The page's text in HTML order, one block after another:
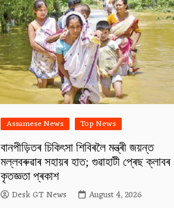
Assamese News Top News
বানপীড়িতৰ চিকিৎসা শিবিৰলৈ মন্ত্ৰী জয়ন্ত
মল্লবৰুৱাৰ সহায়ৰ হাত; গুৱাহাটী প্ৰেছ ক্লাবৰ
কৃতজ্ঞতা প্ৰকাশ
Desk GT News August 4, 2026